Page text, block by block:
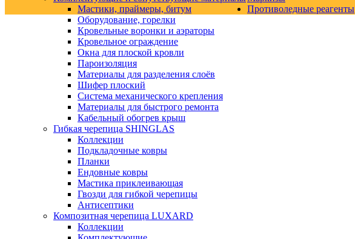
Мастики, праймеры, битум
Оборудование, горелки
Кровельные воронки и аэраторы
Кровельное ограждение
Окна для плоской кровли
Пароизоляция
Материалы для разделения слоёв
Шифер плоский
Система механического крепления
Материалы для быстрого ремонта
Кабельный обогрев крыш
Гибкая черепица SHINGLAS
Коллекции
Подкладочные ковры
Планки
Ендовные ковры
Мастика приклеивающая
Гвозди для гибкой черепицы
Антисептики
Композитная черепица LUXARD
Коллекции
Противоледные реагенты